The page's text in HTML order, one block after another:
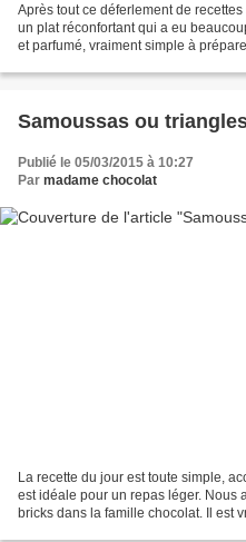
Après tout ce déferlement de
un plat réconfortant qui a eu
et parfumé, vraiment simple à
Samoussas ou
Publié le 05/03/2015 à 10:27
Par madame chocolat
La recette du jour est toute simple,
est idéale pour un repas léger. Nous
bricks dans la famille chocolat. Il est